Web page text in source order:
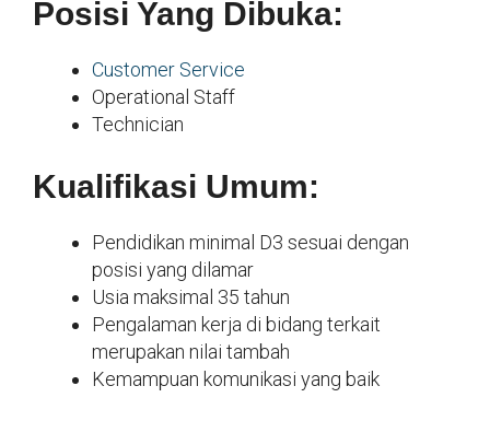
Posisi Yang Dibuka:
Customer Service
Operational Staff
Technician
Kualifikasi Umum:
Pendidikan minimal D3 sesuai dengan
posisi yang dilamar
Usia maksimal 35 tahun
Pengalaman kerja di bidang terkait
merupakan nilai tambah
Kemampuan komunikasi yang baik